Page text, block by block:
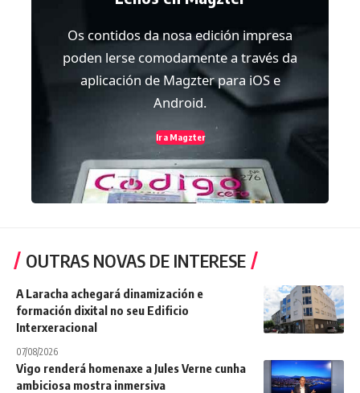
Os contidos da nosa edición impresa
poden lerse comodamente a través da
aplicación de Magzter para iOS e
Android.
Ir a Magzter
OUTRAS NOVAS DE INTERESE
A Laracha achegará dinamización e
formación dixital no seu Edificio
Interxeracional
07/08/2026
Vigo renderá homenaxe a Jules Verne cunha
ambiciosa mostra inmersiva